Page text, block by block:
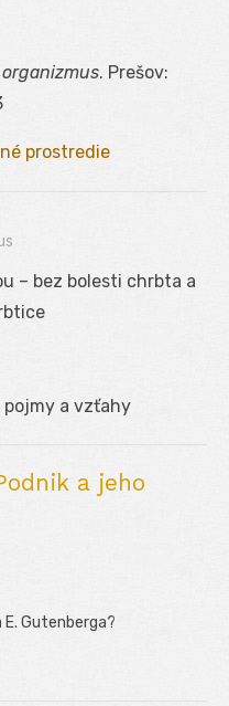
. Prešov:
prostredie
– bez bolesti chrbta a
pojmy a vzťahy
a jeho
Gutenberga?